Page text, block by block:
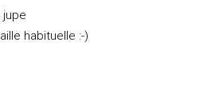
jupe
habituelle :-)